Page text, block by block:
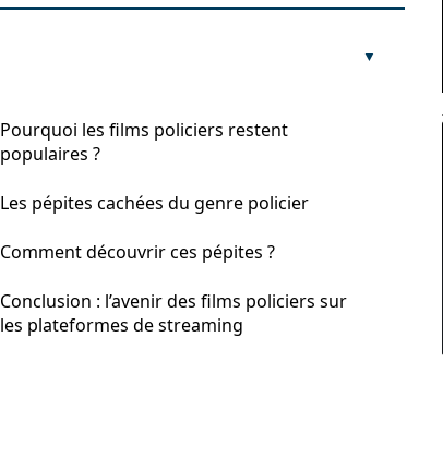
Pourquoi les films policiers restent
populaires ?
Les pépites cachées du genre policier
Comment découvrir ces pépites ?
Conclusion : l’avenir des films policiers sur
les plateformes de streaming